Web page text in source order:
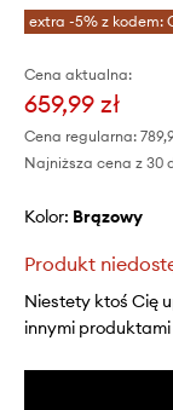
extra -5% z kodem:
Cena aktualna:
659,99 zł
Cena regularna:
Najniższa cena z 30
Kolor: brązowy
Produkt
Niestety ktoś Cię
innymi